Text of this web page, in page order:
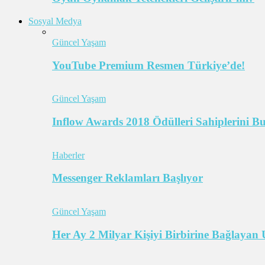
Sosyal Medya
Güncel Yaşam
YouTube Premium Resmen Türkiye’de!
Güncel Yaşam
Inflow Awards 2018 Ödülleri Sahiplerini
Haberler
Messenger Reklamları Başlıyor
Güncel Yaşam
Her Ay 2 Milyar Kişiyi Birbirine Bağlayan